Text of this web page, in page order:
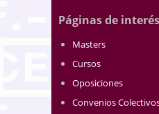
Páginas de interés
Masters
Cursos
Oposiciones
Convenios